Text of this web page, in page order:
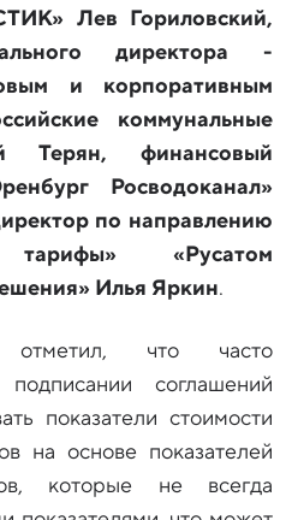
Лев Гориловский,
директора -
и корпоративным
коммунальные
Терян, финансовый
Росводоканал»
по направлению
«Русатом
Илья Яркин.
отметил, что часто
соглашений
показатели стоимости
на основе показателей
которые не всегда